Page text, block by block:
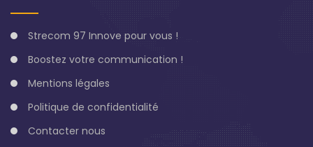
Strecom 97 Innove pour vous !
Boostez votre communication !
Mentions légales
Politique de confidentialité
Contacter nous